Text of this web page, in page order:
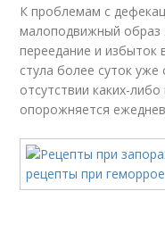
К проблемам с
малоподвижный образ
переедание и избыток
стула более суток уже
отсутствии каких-
опорожняется